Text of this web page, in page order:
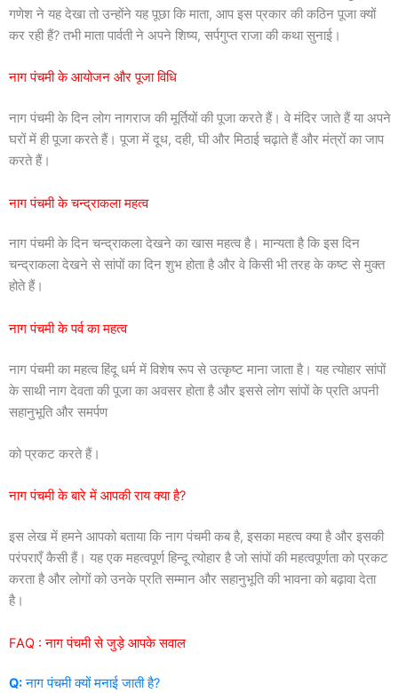
गणेश ने यह देखा तो उन्होंने यह पूछा कि माता, आप इस प्रकार की कठिन पूजा क्यों
कर रही हैं? तभी माता पार्वती ने अपने शिष्य, सर्पगुप्त राजा की कथा सुनाई।
नाग पंचमी के आयोजन और पूजा विधि
नाग पंचमी के दिन लोग नागराज की मूर्तियों की पूजा करते हैं। वे मंदिर जाते हैं या अपने
घरों में ही पूजा करते हैं। पूजा में दूध, दही, घी और मिठाई चढ़ाते हैं और मंत्रों का जाप
करते हैं।
नाग पंचमी के चन्द्राकला महत्व
नाग पंचमी के दिन चन्द्राकला देखने का खास महत्व है। मान्यता है कि इस दिन
चन्द्राकला देखने से सांपों का दिन शुभ होता है और वे किसी भी तरह के कष्ट से मुक्त
होते हैं।
नाग पंचमी के पर्व का महत्व
नाग पंचमी का महत्व हिंदू धर्म में विशेष रूप से उत्कृष्ट माना जाता है। यह त्योहार सांपों
के साथी नाग देवता की पूजा का अवसर होता है और इससे लोग सांपों के प्रति अपनी
सहानुभूति और समर्पण
को प्रकट करते हैं।
नाग पंचमी के बारे में आपकी राय क्या है?
इस लेख में हमने आपको बताया कि नाग पंचमी कब है, इसका महत्व क्या है और इसकी
परंपराएँ कैसी हैं। यह एक महत्वपूर्ण हिन्दू त्योहार है जो सांपों की महत्वपूर्णता को प्रकट
करता है और लोगों को उनके प्रति सम्मान और सहानुभूति की भावना को बढ़ावा देता
है।
FAQ : नाग पंचमी से जुड़े आपके सवाल
Q:नाग पंचमी क्यों मनाई जाती है?